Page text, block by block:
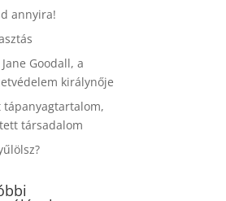
annyira!
Goodall, a
királynője
tápanyagtartalom,
társadalom